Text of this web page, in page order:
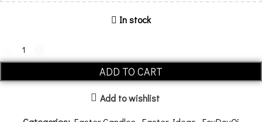
In stock
ADD TO CART
Add to wishlist